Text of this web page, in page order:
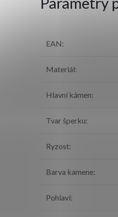
EAN:
Materiál:
Hlavní kámen:
Tvar šperku:
Ryzost:
Barva kamene:
Pohlaví: